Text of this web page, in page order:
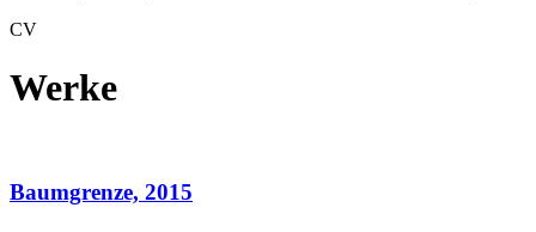
CV
Werke
Baumgrenze, 2015